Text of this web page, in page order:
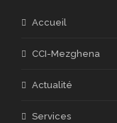
Accueil
CCI-Mezghena
Actualité
Services